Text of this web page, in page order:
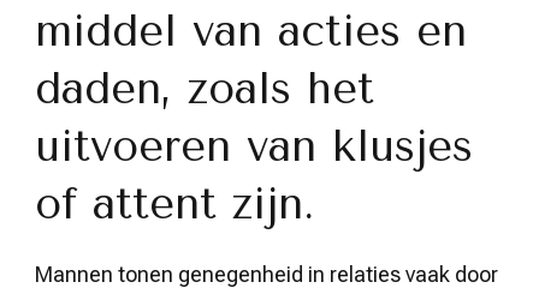
middel van acties en
daden, zoals het
uitvoeren van klusjes
of attent zijn.
Mannen tonen genegenheid in relaties vaak door